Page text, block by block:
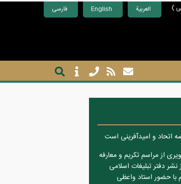
فارسی English العربية )
اتحاد و امیدآفرینی است
از مراسم تکریم و معارفه
نشر دفتر تبلیغات اسلامی
با حضور استاد واعظی